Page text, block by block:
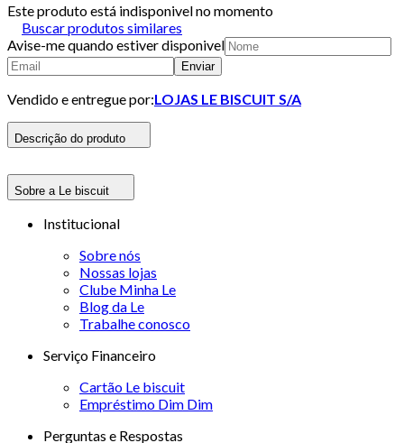
Este produto está indisponivel no momento
Buscar produtos similares
Avise-me quando estiver disponivel
Enviar
Vendido e entregue por:LOJAS LE BISCUIT S/A
Descrição do produto
Sobre a Le biscuit
Institucional
Sobre nós
Nossas lojas
Clube Minha Le
Blog da Le
Trabalhe conosco
Serviço Financeiro
Cartão Le biscuit
Empréstimo Dim Dim
Perguntas e Respostas